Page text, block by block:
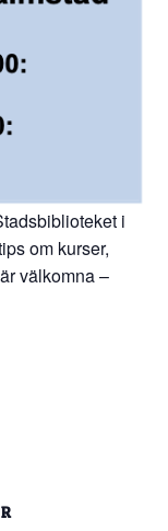
i
om kurser,
välkomna –